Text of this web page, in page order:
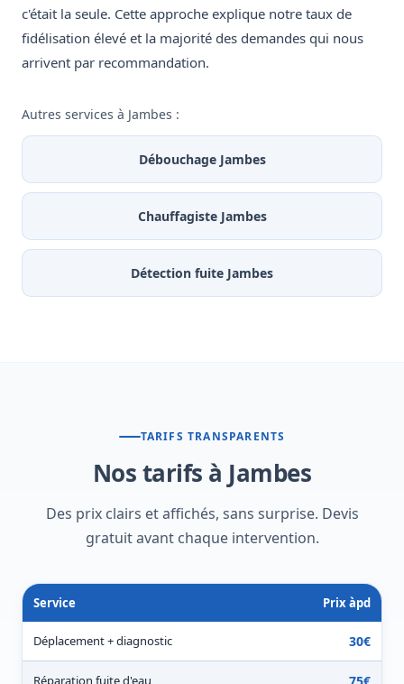
c'était la seule. Cette approche explique notre taux de
fidélisation élevé et la majorité des demandes qui nous
arrivent par recommandation.
Autres services à Jambes :
Débouchage Jambes
Chauffagiste Jambes
Détection fuite Jambes
TARIFS TRANSPARENTS
Nos tarifs à Jambes
Des prix clairs et affichés, sans surprise. Devis
gratuit avant chaque intervention.
Service Prix àpd
Déplacement + diagnostic 30€
Réparation fuite d'eau